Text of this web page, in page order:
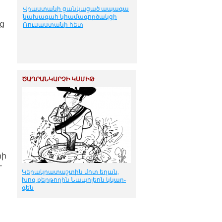
Վրաստանի ցանկացած ապագա
նախագահ կհամագործակցի
Ռուսաստանի հետ
ԾԱՂՐԱՆԿԱՐՉԻ ԿՍՄԻԹ
Կե­րակ­րա­տաշ­տին մոտ ե­ղան,
խոզ քեր­թո­ղին Նա­պո­լեոն կկար­
գեն